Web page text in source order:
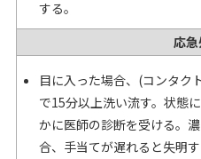
する。
応
目に入った場合、(コンタク
で15分以上洗い流す。状態
かに医師の診断を受ける。
合、手当てが遅れると失明す